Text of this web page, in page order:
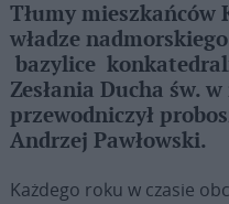
Tłumy mieszkańców
władze
bazylice
Zesłania Ducha św.
przewodniczył
Andrzej Pawłowski.
Każdego roku w czasie